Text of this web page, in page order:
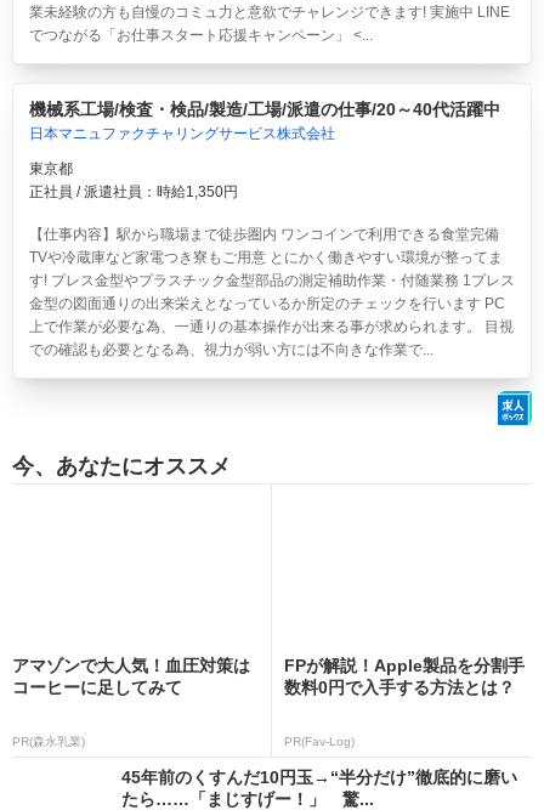
業未経験の方も自慢のコミュ力と意欲でチャレンジできます! 実施中 LINE
でつながる「お仕事スタート応援キャンペーン」 <...
機械系工場/検査・検品/製造/工場/派遣の仕事/20～40代活躍中
日本マニュファクチャリングサービス株式会社
東京都
正社員 / 派遣社員：時給1,350円
【仕事内容】駅から職場まで徒歩圏内 ワンコインで利用できる食堂完備
TVや冷蔵庫など家電つき寮もご用意 とにかく働きやすい環境が整ってま
す! プレス金型やプラスチック金型部品の測定補助作業・付随業務 1プレス
金型の図面通りの出来栄えとなっているか所定のチェックを行います PC
上で作業が必要な為、一通りの基本操作が出来る事が求められます。 目視
での確認も必要となる為、視力が弱い方には不向きな作業で...
今、あなたにオススメ
アマゾンで大人気！血圧対策は
コーヒーに足してみて
PR(森永乳業)
FPが解説！Apple製品を分割手
数料0円で入手する方法とは？
PR(Fav-Log)
45年前のくすんだ10円玉→“半分だけ”徹底的に磨い
たら……「まじすげー！」 驚...